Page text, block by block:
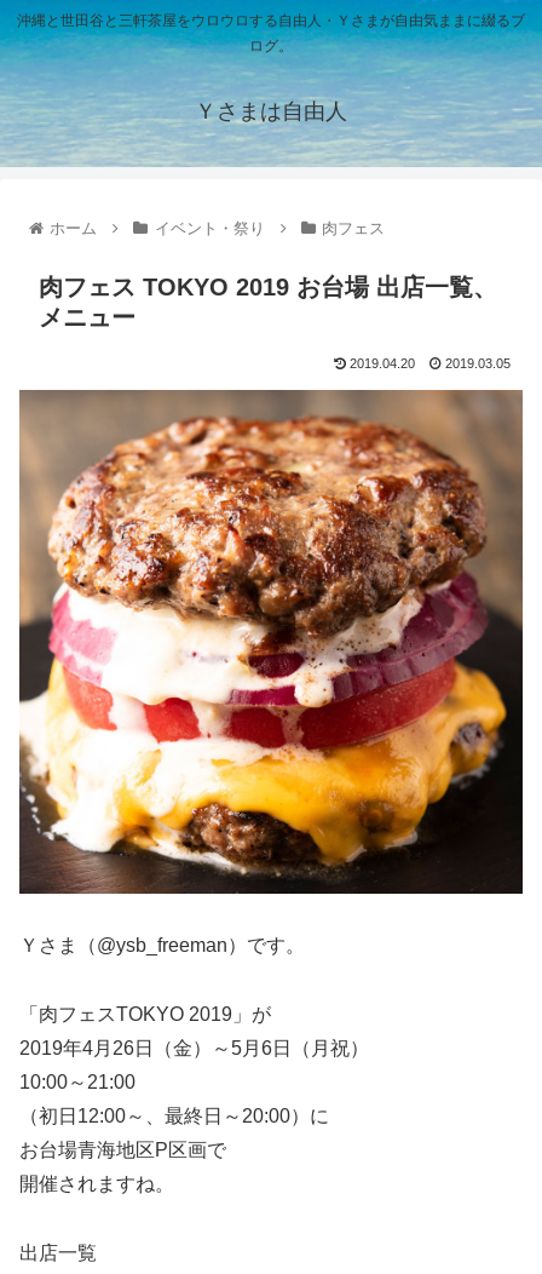
沖縄と世田谷と三軒茶屋をウロウロする自由人・Ｙさまが自由気ままに綴るブ
ログ。
Ｙさまは自由人
ホーム イベント・祭り 肉フェス
肉フェス TOKYO 2019 お台場 出店一覧、
メニュー
2019.04.20 2019.03.05
Ｙさま（@ysb_freeman）です。
「肉フェスTOKYO 2019」が
2019年4月26日（金）～5月6日（月祝）
10:00～21:00
（初日12:00～、最終日～20:00）に
お台場青海地区P区画で
開催されますね。
出店一覧